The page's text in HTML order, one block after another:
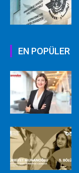
EN POPÜLER